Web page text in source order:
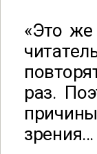
«Это
раз.
зрения…